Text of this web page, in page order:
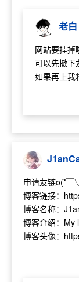
老白
网站要挂掉
可以先撤下
如果再上我
申请友链o(*
博客链接：
博客名称：
博客介绍：My
博客头像：